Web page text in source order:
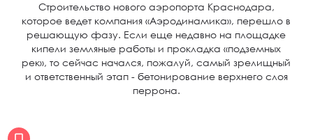
Строительство нового аэропорта Краснодара,
которое ведет компания «Аэродинамика», перешло в
решающую фазу. Если еще недавно на площадке
кипели земляные работы и прокладка «подземных
рек», то сейчас начался, пожалуй, самый зрелищный
и ответственный этап - бетонирование верхнего слоя
перрона.